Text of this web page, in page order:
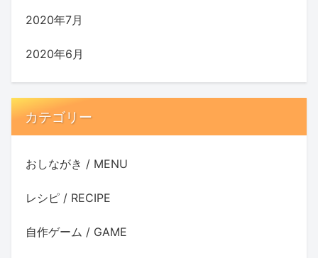
2020年7月
2020年6月
カテゴリー
おしながき / MENU
レシピ / RECIPE
自作ゲーム / GAME